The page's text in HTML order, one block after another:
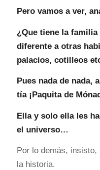
Pero vamos a ver,
¿Que tiene la familia
diferente a otras
palacios, cotilleos
Pues nada de nada,
tía ¡Paquita de
Ella y solo ella les
el universo…
Por lo demás, insisto,
la historia.